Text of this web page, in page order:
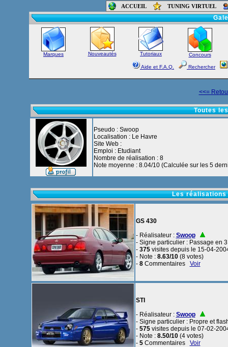
ACCUEIL TUNING VIRTUEL
Accueil-
Marques Nouveautés Tutoriaux Concours
Aide et F.A.Q. Rechercher
<<=
Toutes
Pseudo : Swoop
Localisation : Le Havre
Site Web :
Emploi : Etudiant
Nombre de réalisation : 8
Note moyenne : 8.04/10 (Calculée sur les 5
Les réalisations
GS 430
- Réalisateur : Swoop
- Signe particulier : Passage en
- 375visites depuis le 15-04-
- Note : 8.63/10(8 votes)
- 8Commentaires Voir
STI
- Réalisateur : Swoop
- Signe particulier : Propre et
- 575visites depuis le 07-02-
- Note : 8.50/10(4 votes)
- 5Commentaires Voir